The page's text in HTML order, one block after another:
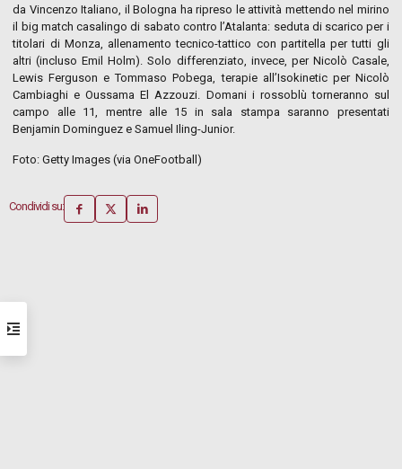
da Vincenzo Italiano, il Bologna ha ripreso le attività mettendo nel mirino
il big match casalingo di sabato contro l’Atalanta: seduta di scarico per i
titolari di Monza, allenamento tecnico-tattico con partitella per tutti gli
altri (incluso Emil Holm). Solo differenziato, invece, per Nicolò Casale,
Lewis Ferguson e Tommaso Pobega, terapie all’Isokinetic per Nicolò
Cambiaghi e Oussama El Azzouzi. Domani i rossoblù torneranno sul
campo alle 11, mentre alle 15 in sala stampa saranno presentati
Benjamin Dominguez e Samuel Iling-Junior.
Foto: Getty Images (via OneFootball)
Condividi su: